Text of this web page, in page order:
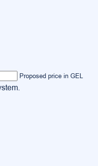
Proposed price in GEL